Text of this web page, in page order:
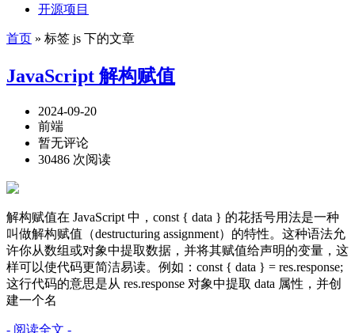
开源项目
首页 » 标签 js 下的文章
JavaScript 解构赋值
2024-09-20
前端
暂无评论
30486 次阅读
解构赋值在 JavaScript 中，const { data } 的花括号用法是一种
叫做解构赋值（destructuring assignment）的特性。这种语法允
许你从数组或对象中提取数据，并将其赋值给声明的变量，这
样可以使代码更简洁易读。例如：const { data } = res.response;
这行代码的意思是从 res.response 对象中提取 data 属性，并创
建一个名
- 阅读全文 -